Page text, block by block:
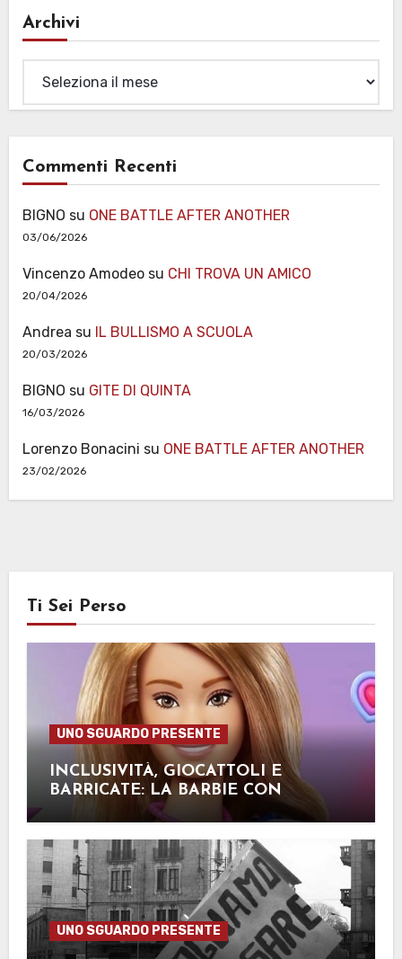
Archivi
Commenti Recenti
BIGNO su ONE BATTLE AFTER ANOTHER
03/06/2026
Vincenzo Amodeosu CHI TROVA UN AMICO
20/04/2026
Andrea su IL BULLISMO A SCUOLA
20/03/2026
BIGNO su GITE DI QUINTA
16/03/2026
Lorenzo Bonacini su ONE BATTLE AFTER ANOTHER
23/02/2026
Ti Sei Perso
UNO SGUARDO PRESENTE
INCLUSIVITÀ, GIOCATTOLI E
BARRICATE: LA BARBIE CON
SINDROME DI DOWN
UNO SGUARDO PRESENTE